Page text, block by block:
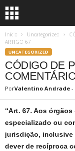
Início Uncategorized
ARTIGO 67
UNCATEGORIZED
CÓDIGO DE
PorValentino Andrade -
“Art. 67. Aos
especializado ou
jurisdição, inclusive
dever de recíproca